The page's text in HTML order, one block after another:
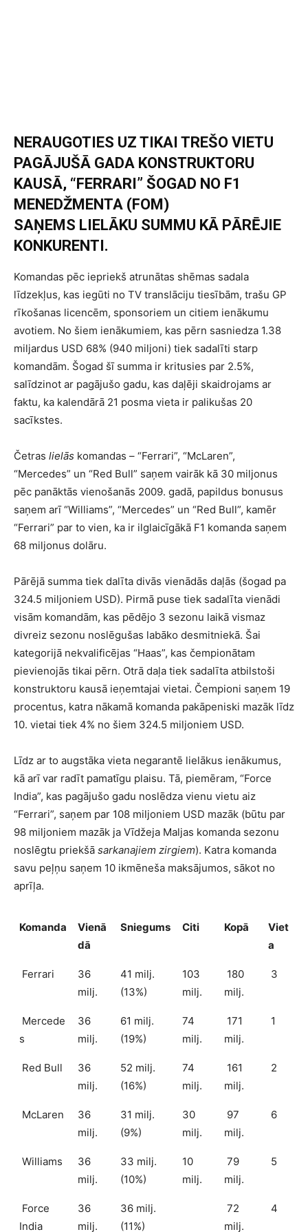
NERAUGOTIES UZ TIKAI TREŠO VIETU
PAGĀJUŠĀ GADA KONSTRUKTORU
KAUSĀ, “FERRARI” ŠOGAD NO F1
MENEDŽMENTA (FOM)
SAŅEMS LIELĀKU SUMMU KĀ PĀRĒJIE
KONKURENTI.
Komandas pēc iepriekš atrunātas shēmas sadala
līdzekļus, kas iegūti no TV translāciju tiesībām, trašu GP
rīkošanas licencēm, sponsoriem un citiem ienākumu
avotiem. No šiem ienākumiem, kas pērn sasniedza 1.38
miljardus USD 68% (940 miljoni) tiek sadalīti starp
komandām. Šogad šī summa ir kritusies par 2.5%,
salīdzinot ar pagājušo gadu, kas daļēji skaidrojams ar
faktu, ka kalendārā 21 posma vieta ir palikušas 20
sacīkstes.
Četras lielās komandas – “Ferrari”, “McLaren”,
“Mercedes” un “Red Bull” saņem vairāk kā 30 miljonus
pēc panāktās vienošanās 2009. gadā, papildus bonusus
saņem arī “Williams”, “Mercedes” un “Red Bull”, kamēr
“Ferrari” par to vien, ka ir ilglaicīgākā F1 komanda saņem
68 miljonus dolāru.
Pārējā summa tiek dalīta divās vienādās daļās (šogad pa
324.5 miljoniem USD). Pirmā puse tiek sadalīta vienādi
visām komandām, kas pēdējo 3 sezonu laikā vismaz
divreiz sezonu noslēgušas labāko desmitniekā. Šai
kategorijā nekvalificējas “Haas”, kas čempionātam
pievienojās tikai pērn. Otrā daļa tiek sadalīta atbilstoši
konstruktoru kausā ieņemtajai vietai. Čempioni saņem 19
procentus, katra nākamā komanda pakāpeniski mazāk līdz
10. vietai tiek 4% no šiem 324.5 miljoniem USD.
Līdz ar to augstāka vieta negarantē lielākus ienākumus,
kā arī var radīt pamatīgu plaisu. Tā, piemēram, “Force
India”, kas pagājušo gadu noslēdza vienu vietu aiz
“Ferrari”, saņem par 108 miljoniem USD mazāk (būtu par
98 miljoniem mazāk ja Vīdžeja Maljas komanda sezonu
noslēgtu priekšā sarkanajiem zirgiem). Katra komanda
savu peļņu saņem 10 ikmēneša maksājumos, sākot no
aprīļa.
Komanda
Vienā
dā
Sniegums Citi Kopā
Viet
a
Ferrari
36
milj.
41 milj.
(13%)
103
milj.
180
milj.
3
Mercede
s
36
milj.
61 milj.
(19%)
74
milj.
171
milj.
1
Red Bull
36
milj.
52 milj.
(16%)
74
milj.
161
milj.
2
McLaren
36
milj.
31 milj.
(9%)
30
milj.
97
milj.
6
Williams
36
milj.
33 milj.
(10%)
10
milj.
79
milj.
5
Force
India
36
milj.
36 milj.
(11%)
72
milj.
4